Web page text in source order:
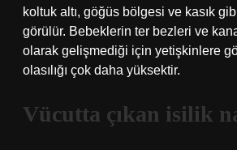
koltuk altı, göğüs bölgesi ve kasık
görülür. Bebeklerin ter bezleri ve
olarak gelişmediği için yetişkinlere
olasılığı çok daha yüksektir.
Vücutta çıkan isilik